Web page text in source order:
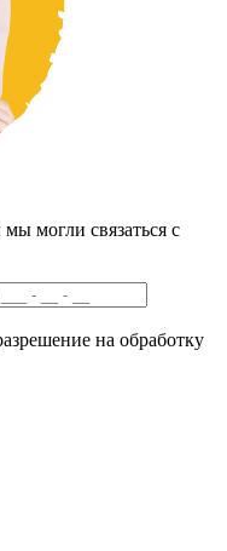
могли связаться с
на обработку